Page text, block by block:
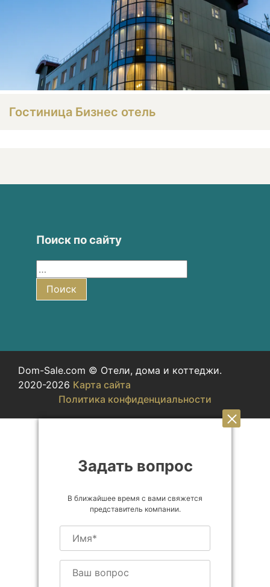
Гостиница Бизнес отель
Поиск по сайту
Поиск
Dom-Sale.com © Отели, дома и коттеджи.
2020-2026 Карта сайта
Политика конфиденциальности
Задать вопрос
В ближайшее время с вами свяжется
представитель компании.